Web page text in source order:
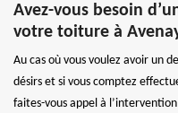
Avez-vous besoin
votre toiture à
Au cas où vous voulez avoir un
désirs et si vous comptez
faites-vous appel à